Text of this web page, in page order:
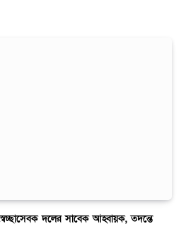
দলের সাবেক আহ্বায়ক, তদন্তে